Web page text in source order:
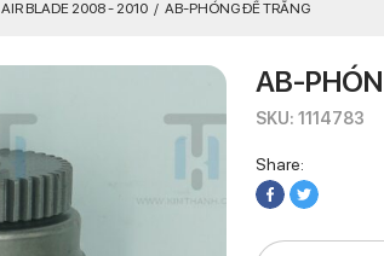
AIR BLADE 2008 - 2010 AB-PHÓNG ĐỀ TRẮNG
AB-
SKU: 1114783
Share: